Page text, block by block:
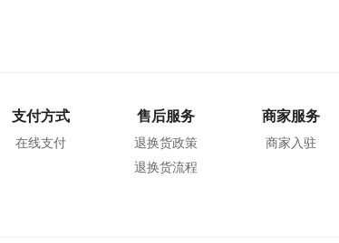
支付方式
在线支付
售后服务
退换货政策
退换货流程
商家服务
商家入驻